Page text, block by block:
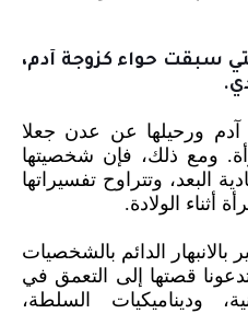
سبقت حواء كزوجة آدم،
ورحيلها عن عدن جعلا
ومع ذلك، فإن شخصيتها
البعد، وتتراوح تفسيراتها
أثناء الولادة.
بالانبهار الدائم بالشخصيات
قصتها إلى التعمق في
وديناميكيات السلطة،